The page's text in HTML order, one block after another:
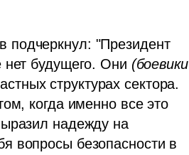
подчеркнул: "Президент
нет будущего. Они (боевики
структурах сектора.
когда именно все это
надежду на
вопросы безопасности в